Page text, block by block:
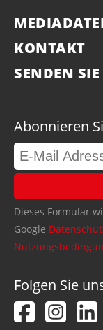
KONTAKT
SENDEN
Abonnieren
Dieses Formular
Google
Folgen Sie